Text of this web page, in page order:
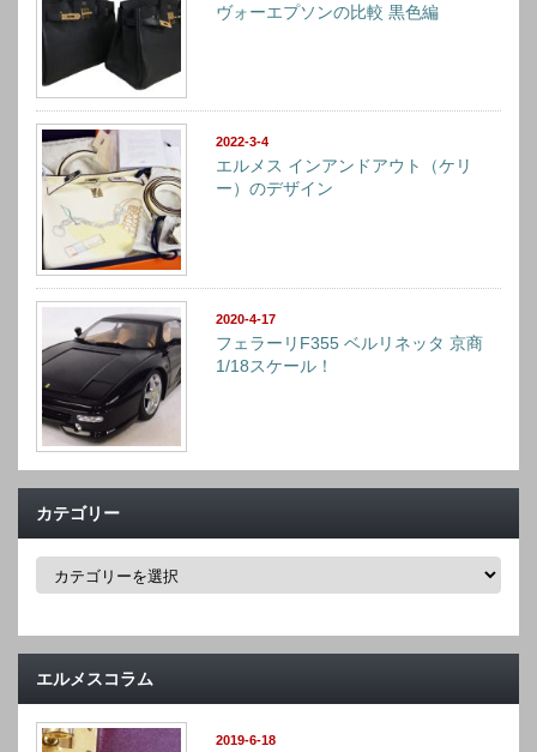
ヴォーエプソンの比較 黒色編
2022-3-4
エルメス インアンドアウト（ケリ
ー）のデザイン
2020-4-17
フェラーリF355 ベルリネッタ 京商
1/18スケール！
カテゴリー
カ
ー
エルメスコラム
2019-6-18